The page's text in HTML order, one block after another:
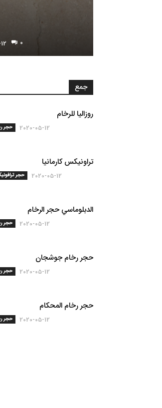
0
جمع
روزاليا للرخام
حجر 2020-05-12
تراونیکس کارمانیا
حجر 2020-05-12
الدبلوماسي حجر الرخام
حجر 2020-05-12
حجر رخام جوشجان
حجر 2020-05-12
حجر رخام المحكام
حجر 2020-05-12